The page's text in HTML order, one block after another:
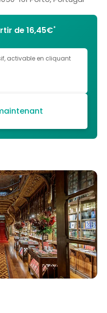
de 16,45€*
, activable en cliquant